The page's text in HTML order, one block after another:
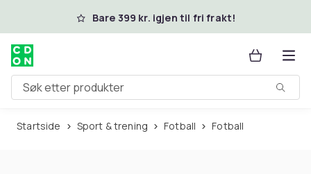
Hopp til hovedinnholdBare 399 kr. igjen til fri frakt!
Søk etter produkter
Startside Sport & trening Fotball Fotball